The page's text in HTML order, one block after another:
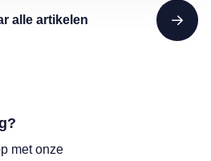
alle artikelen
met onze